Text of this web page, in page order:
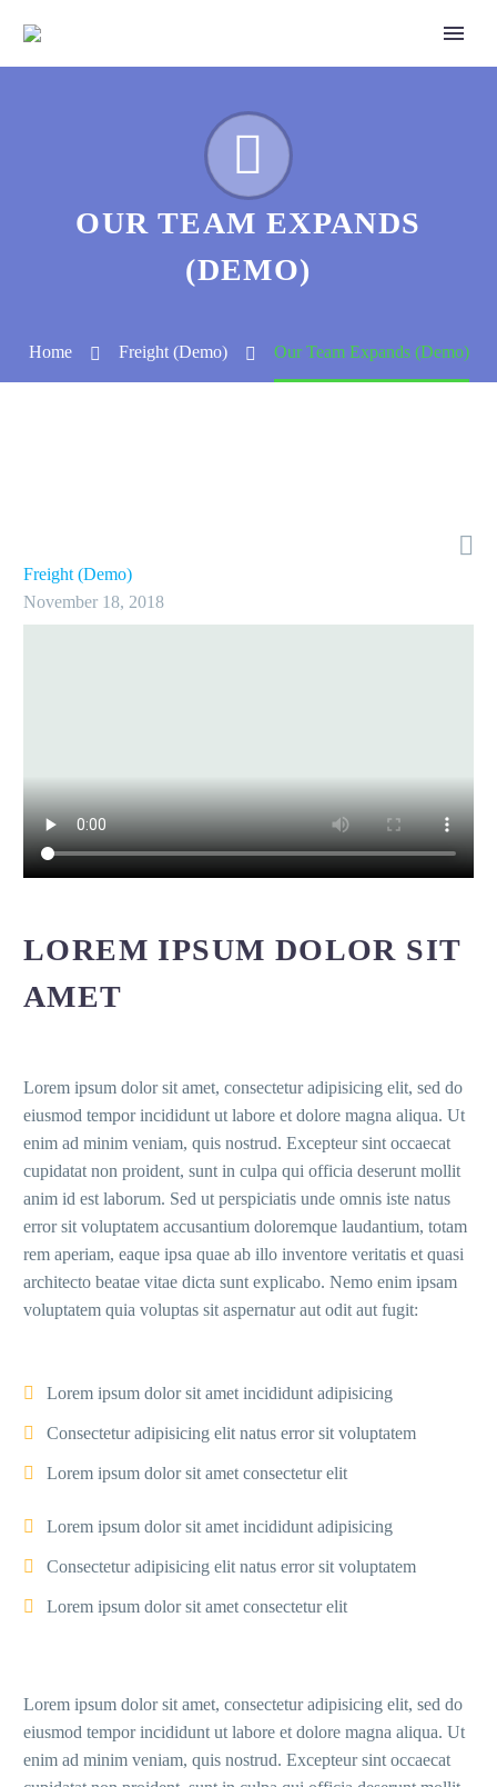


OUR TEAM EXPANDS
(DEMO)
Home Freight (Demo) Our Team Expands (Demo)

Freight (Demo)
November 18, 2018
LOREM IPSUM DOLOR SIT
AMET
Lorem ipsum dolor sit amet, consectetur adipisicing elit, sed do
eiusmod tempor incididunt ut labore et dolore magna aliqua. Ut
enim ad minim veniam, quis nostrud. Excepteur sint occaecat
cupidatat non proident, sunt in culpa qui officia deserunt mollit
anim id est laborum. Sed ut perspiciatis unde omnis iste natus
error sit voluptatem accusantium doloremque laudantium, totam
rem aperiam, eaque ipsa quae ab illo inventore veritatis et quasi
architecto beatae vitae dicta sunt explicabo. Nemo enim ipsam
voluptatem quia voluptas sit aspernatur aut odit aut fugit:
Lorem ipsum dolor sit amet incididunt adipisicing
Consectetur adipisicing elit natus error sit voluptatem
Lorem ipsum dolor sit amet consectetur elit
Lorem ipsum dolor sit amet incididunt adipisicing
Consectetur adipisicing elit natus error sit voluptatem
Lorem ipsum dolor sit amet consectetur elit
Lorem ipsum dolor sit amet, consectetur adipisicing elit, sed do
eiusmod tempor incididunt ut labore et dolore magna aliqua. Ut
enim ad minim veniam, quis nostrud. Excepteur sint occaecat